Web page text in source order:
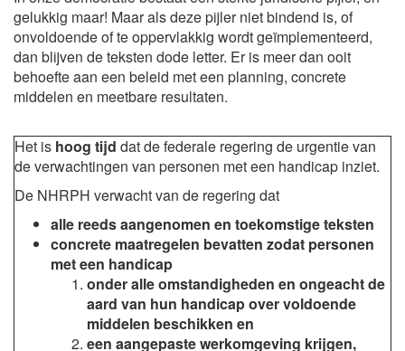
gelukkig maar! Maar als deze pijler niet bindend is, of
onvoldoende of te oppervlakkig wordt geïmplementeerd,
dan blijven de teksten dode letter. Er is meer dan ooit
behoefte aan een beleid met een planning, concrete
middelen en meetbare resultaten.
Het is hoog tijd dat de federale regering de urgentie van
de verwachtingen van personen met een handicap inziet.
De NHRPH verwacht van de regering dat
alle reeds aangenomen en toekomstige teksten
concrete maatregelen bevatten zodat personen
met een handicap
onder alle omstandigheden en ongeacht de
aard van hun handicap over voldoende
middelen beschikken en
een aangepaste werkomgeving krijgen,